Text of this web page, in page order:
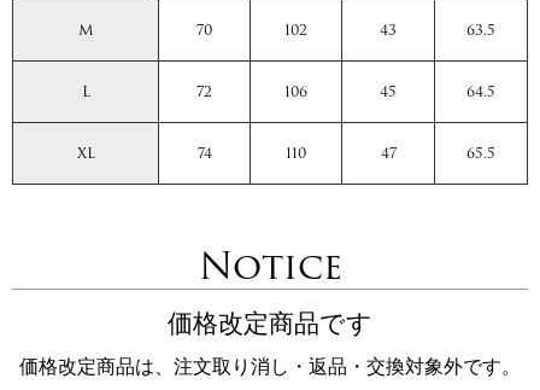
M 70 102 43 63.5
L 72 106 45 64.5
XL 74 110 47 65.5
Notice
価格改定商品です
価格改定商品は、注文取り消し・返品・交換対象外です。